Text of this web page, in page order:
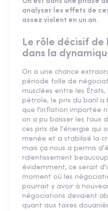
analyser les effets de
assez violent en un an.
Le rôle décisif
dans la
On a une chance
période folle de
musclées entre les
pétrole, le prix du baril a
que l'inflation importée
on a pu baisser les taux
ces prix de l'énergie qui
menée et a stabilisé la
mais ça nous a permis
ralentissement
évidemment, ce serait
moment où les
pourrait y avoir à
négociations devaient
quant aux taxes